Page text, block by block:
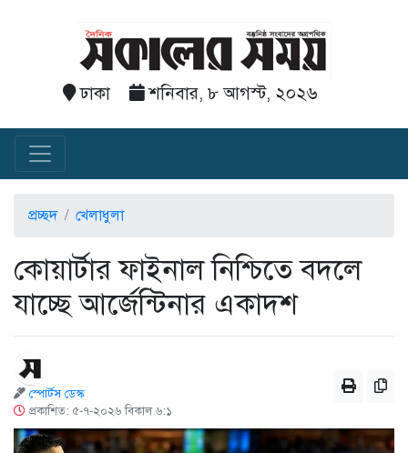
ঢাকা শনিবার, ৮ আগস্ট, ২০২৬
প্রচ্ছদ খেলাধুলা
কোয়ার্টার ফাইনাল নিশ্চিতে বদলে
যাচ্ছে আর্জেন্টিনার একাদশ
স্পোর্টস ডেস্ক
প্রকাশিত: ৫-৭-২০২৬ বিকাল ৬:১